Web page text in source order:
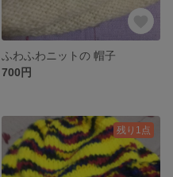
ふわふわニットの 帽子
700円
残り1点